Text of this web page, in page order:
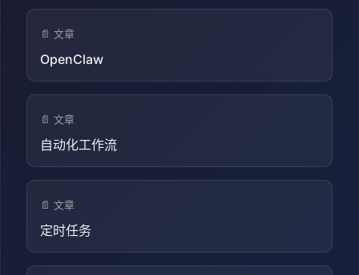
📄 文章
OpenClaw
📄 文章
自动化工作流
📄 文章
定时任务